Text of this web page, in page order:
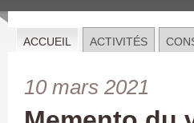
ACCUEIL ACTIVITÉS
10 mars 2021